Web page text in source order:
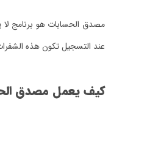
عند التسجيل تكون هذه
كيف يعمل مصدق